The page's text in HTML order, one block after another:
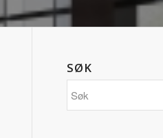
SØK